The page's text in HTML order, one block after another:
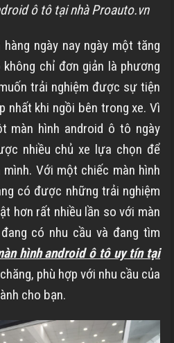
ô tô tại nhà Proauto.vn
ngày nay ngày một tăng
chỉ đơn giản là phương
trải nghiệm được sự tiện
nhất khi ngồi bên trong xe. Vì
màn hình android ô tô ngày
nhiều chủ xe lựa chọn để
Với một chiếc màn hình
có được những trải nghiệm
hơn rất nhiều lần so với màn
có nhu cầu và đang tìm
hình android ô tô uy tín tại
phù hợp với nhu cầu của
cho bạn.